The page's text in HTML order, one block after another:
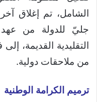
الشامل، تم إغلاق
جليّ للدولة من عهد
التقليدية القديمة،
من ملاحقات دولية.
ترميم الكرامة الوطنية